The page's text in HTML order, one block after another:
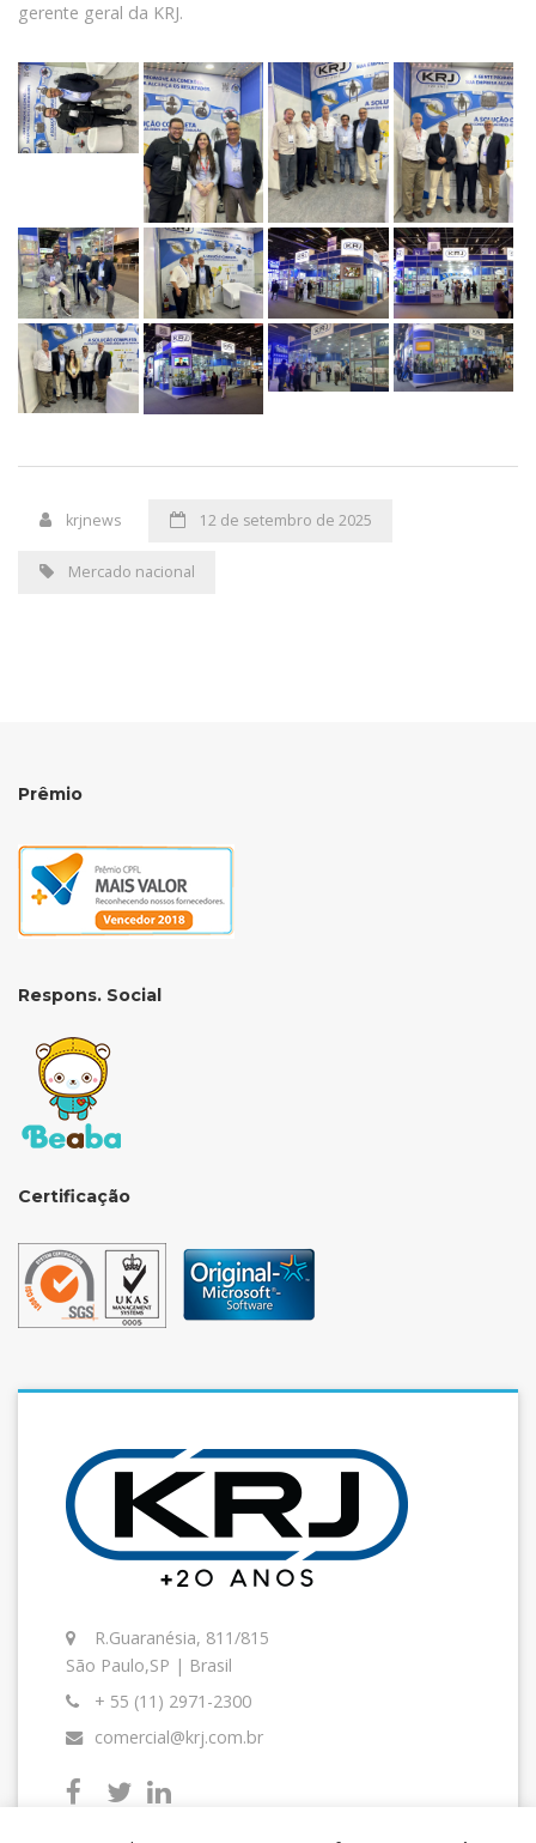
gerente geral da KRJ.
krjnews 12 de setembro de 2025
Mercado nacional
Prêmio
Respons. Social
Certificação
R.Guaranésia, 811/815
São Paulo,SP | Brasil
+ 55 (11) 2971-2300
comercial@krj.com.br